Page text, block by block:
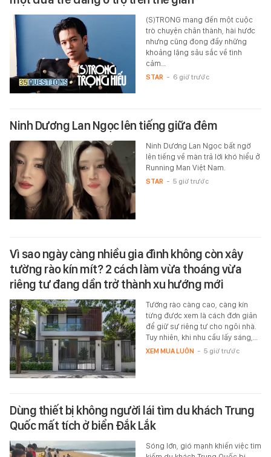
(S)TRONG mang đến một cuộc
trò chuyện chân thành, hài hước
nhưng cũng đong đầy những
khoảng lặng sâu sắc về tình
cảm…
STAR - 6 giờ trước
Ninh Dương Lan Ngọc lên tiếng giữa đêm
Ninh Dương Lan Ngọc bất ngờ
lên tiếng về màn trả lời khó hiểu ở
Running Man Việt Nam.
STAR - 5 giờ trước
Vì sao ngày càng nhiều gia đình không còn xây
tường rào kín mít? 2 cách làm vừa thoáng vừa
riêng tư đang dần trở thành xu hướng mới
Tường rào càng cao, càng kín
từng được xem là cách đơn giản
để giữ sự riêng tư cho ngôi nhà.
Tuy nhiên, khi nhu cầu lấy sáng,…
XEM MUA LUÔN - 5 giờ trước
Dùng thiết bị không người lái tìm du khách Trung
Quốc mất tích ở biển Đắk Lắk
Sóng lớn, gió mạnh khiến việc tìm